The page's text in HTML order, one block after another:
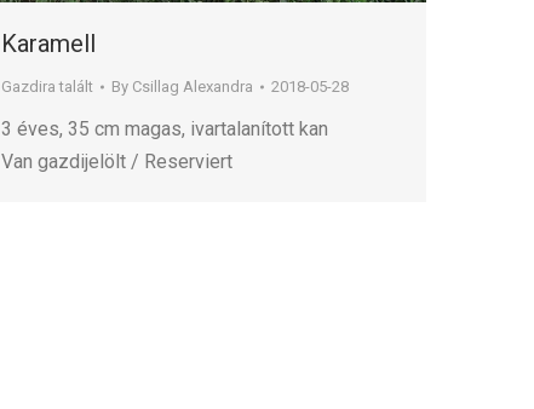
Karamell
Gazdira talált By Csillag Alexandra 2018-05-28
3 éves, 35 cm magas, ivartalanított kan
Van gazdijelölt / Reserviert